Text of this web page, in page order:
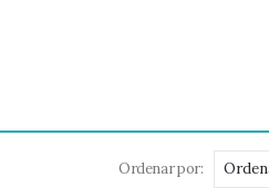
Ordenar por: